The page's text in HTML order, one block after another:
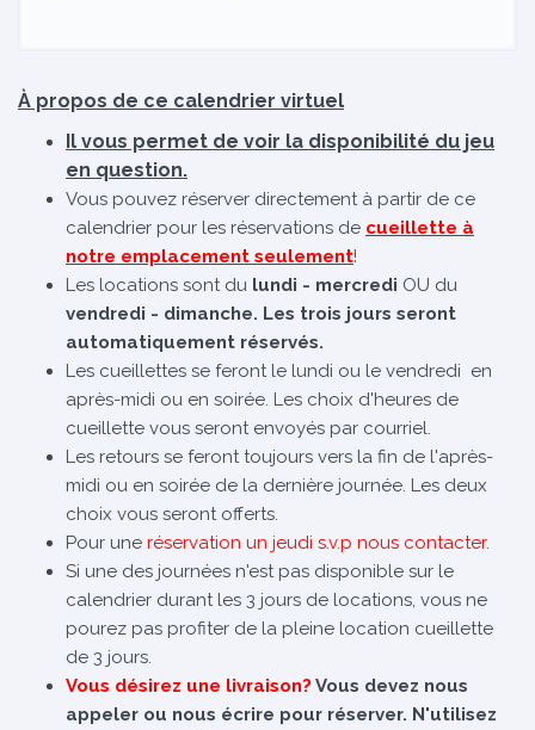
À propos de ce calendrier virtuel
Il vous permet de voir la disponibilité du jeu
en question.
Vous pouvez réserver directement à partir de ce
calendrier pour les réservations de cueillette à
notre emplacement seulement!
Les locations sont du lundi - mercredi OU du
vendredi - dimanche. Les trois jours seront
automatiquement réservés.
Les cueillettes se feront le lundi ou le vendredi en
après-midi ou en soirée. Les choix d'heures de
cueillette vous seront envoyés par courriel.
Les retours se feront toujours vers la fin de l'après-
midi ou en soirée de la dernière journée. Les deux
choix vous seront offerts.
Pour une réservation un jeudi s.v.p nous contacter.
Si une des journées n'est pas disponible sur le
calendrier durant les 3 jours de locations, vous ne
pourez pas profiter de la pleine location cueillette
de 3 jours.
Vous désirez une livraison? Vous devez nous
appeler ou nous écrire pour réserver. N'utilisez